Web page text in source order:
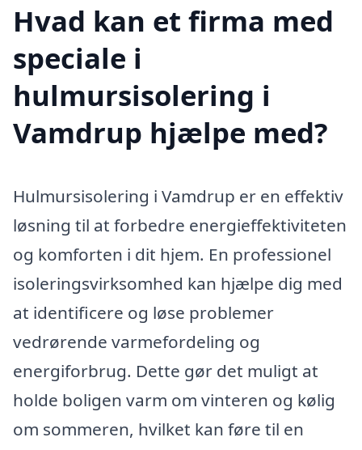
Hvad kan et firma med
speciale i
hulmursisolering i
Vamdrup hjælpe med?
Hulmursisolering i Vamdrup er en effektiv
løsning til at forbedre energieffektiviteten
og komforten i dit hjem. En professionel
isoleringsvirksomhed kan hjælpe dig med
at identificere og løse problemer
vedrørende varmefordeling og
energiforbrug. Dette gør det muligt at
holde boligen varm om vinteren og kølig
om sommeren, hvilket kan føre til en